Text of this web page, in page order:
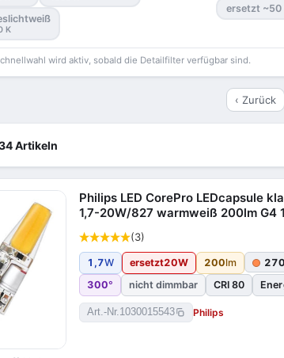
K
ersetzt ~50
wird aktiv, sobald die Detailfilter verfügbar sind.
‹ Zurück
Artikeln
Philips LED CorePro LEDcapsule
1,7-20W/827 warmweiß 200lm G4
(3)
1,7W ersetzt20W 200lm
300° nicht dimmbar CRI 80
Art.-Nr.1030015543 Philips